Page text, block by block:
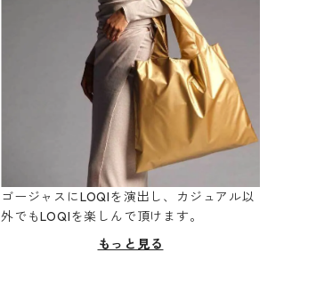
ゴージャスにLOQIを演出し、カジュアル以
外でもLOQIを楽しんで頂けます。
もっと見る